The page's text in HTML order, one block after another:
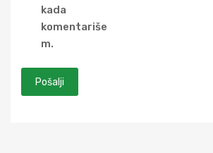
kada
komentariše
m.